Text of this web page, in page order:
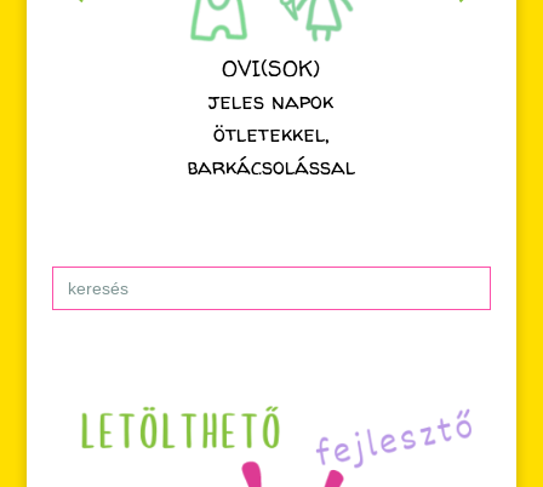
OVI(SOK)
jeles napok
ötletekkel,
barkácsolással
Search
for: